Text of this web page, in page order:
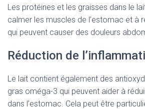
Les protéines et les graisses dans le
calmer les muscles de l’estomac et à
qui peuvent causer des douleurs
Réduction de
Le lait contient également des
gras oméga-3 qui peuvent aider à
dans l’estomac. Cela peut être